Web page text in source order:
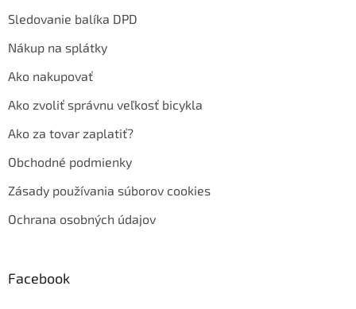
Sledovanie balíka DPD
Nákup na splátky
Ako nakupovať
Ako zvoliť správnu veľkosť bicykla
Ako za tovar zaplatiť?
Obchodné podmienky
Zásady používania súborov cookies
Ochrana osobných údajov
Facebook